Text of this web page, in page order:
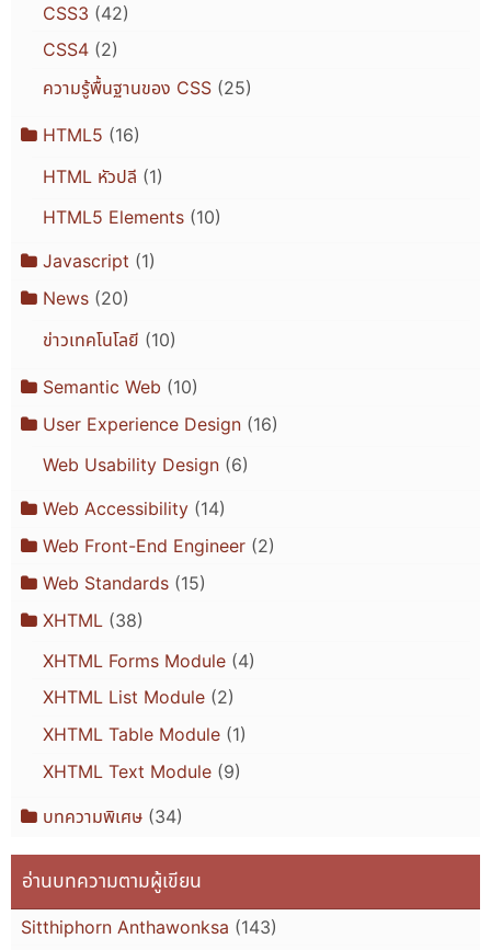
CSS3 (42)
CSS4(2)
ความรู้พื้นฐานของ CSS(25)
HTML5 (16)
HTML หัวปลี (1)
HTML5 Elements(10)
Javascript (1)
News(20)
ข่าวเทคโนโลยี (10)
Semantic Web (10)
User Experience Design(16)
Web Usability Design(6)
Web Accessibility(14)
Web Front-End Engineer(2)
Web Standards(15)
XHTML (38)
XHTML Forms Module(4)
XHTML List Module(2)
XHTML Table Module(1)
XHTML Text Module(9)
บทความพิเศษ(34)
อ่านบทความตามผู้เขียน
Sitthiphorn Anthawonksa (143)